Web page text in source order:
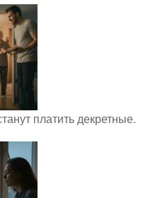
платить декретные.